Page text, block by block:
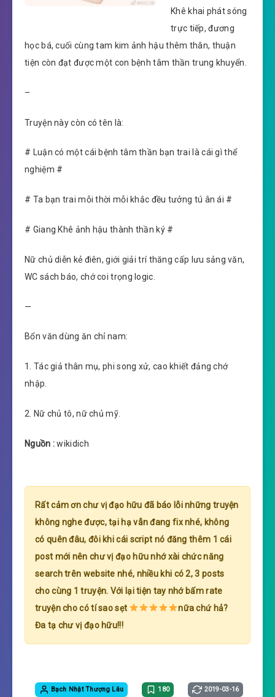
Khê khai phát sóng
trực tiếp, đương
học bá, cuối cùng tam kim ảnh hậu thêm thân, thuận
tiện còn đạt được một con bệnh tâm thần trung khuyển.
–
Truyện này còn có tên là:
# Luận có một cái bệnh tâm thần bạn trai là cái gì thể
nghiệm #
# Ta bạn trai mỗi thời mỗi khắc đều tưởng tú ân ái #
# Giang Khê ảnh hậu thành thần ký #
Nữ chủ diễn kẻ điên, giới giải trí thăng cấp lưu sảng văn,
WC sách báo, chớ coi trọng logic.
—
Bổn văn dùng ăn chỉ nam:
1. Tác giả thân mụ, phi song xử, cao khiết đảng chớ
nhập.
2. Nữ chủ tô, nữ chủ mỹ.
Nguồn :wikidich
Rất cảm ơn chư vị đạo hữu đã báo lỗi những truyện
không nghe được, tại hạ vẫn đang fix nhé, không
có quên đâu, đôi khi cái script nó đăng thêm 1 cái
post mới nên chư vị đạo hữu nhớ xài chức năng
search trên website nhé, nhiều khi có 2, 3 posts
cho cùng 1 truyện. Với lại tiện tay nhớ bấm rate
truyện cho có tí sao sẹt
nữa chứ hả?
Đa tạ chư vị đạo hữu!!!
Bạch Nhật Thượng Lâu 180 2019-03-16